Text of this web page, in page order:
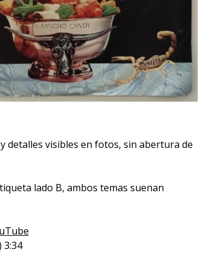
detalles visibles en fotos, sin abertura de
lado B, ambos temas suenan
3:34